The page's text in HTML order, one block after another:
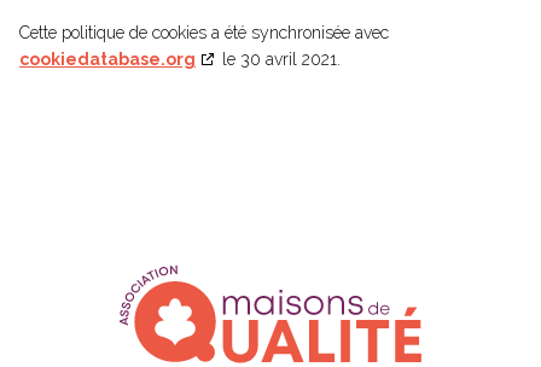
Cette politique de cookies a été synchronisée avec
cookiedatabase.org
le 30 avril 2021.